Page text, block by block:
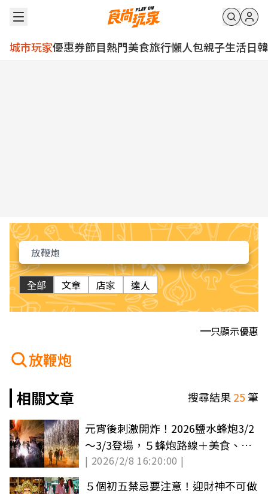
城市玩家優惠券節目熱門美食旅行懶人包親子生活日韓
全部 文章 店家 達人
只顯示優惠
放鞭炮
相關文章
搜尋結果25筆
元宵後刺激開炸！2026鹽水蜂炮3/2
～3/3登場，５蜂炮路線＋美食、景
點攻略
| 2026/2/8 16:20:00 |
５個初五禁忌要注意！迎財神不可做